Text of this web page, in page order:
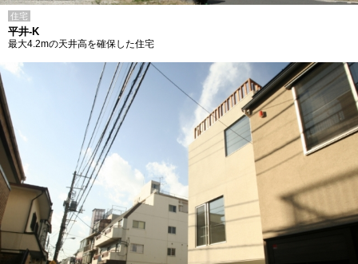
住宅
平井-K
最大4.2mの天井高を確保した住宅